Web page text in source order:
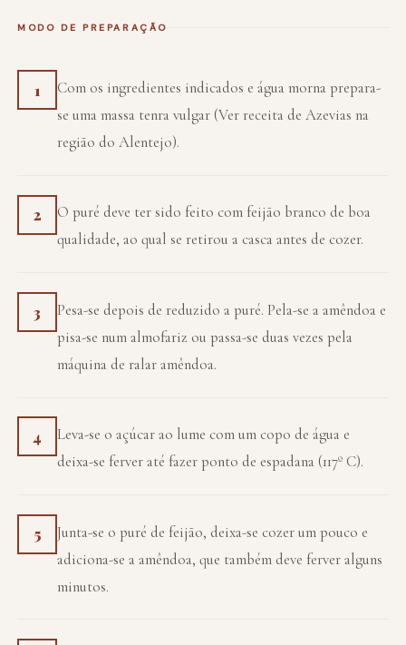
MODO DE PREPARAÇÃO
1
Com os ingredientes indicados e água morna prepara-
se uma massa tenra vulgar (Ver receita de Azevias na
região do Alentejo).
2
O puré deve ter sido feito com feijão branco de boa
qualidade, ao qual se retirou a casca antes de cozer.
3
Pesa-se depois de reduzido a puré. Pela-se a amêndoa e
pisa-se num almofariz ou passa-se duas vezes pela
máquina de ralar amêndoa.
4
Leva-se o açúcar ao lume com um copo de água e
deixa-se ferver até fazer ponto de espadana (117º C).
5
Junta-se o puré de feijão, deixa-se cozer um pouco e
adiciona-se a amêndoa, que também deve ferver alguns
minutos.